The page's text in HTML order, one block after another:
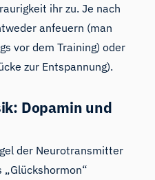
ihr zu. Je nach
anfeuern (man
vor dem Training) oder
zur Entspannung).
Dopamin und
der Neurotransmitter